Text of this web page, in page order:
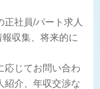
社員/パート求人
収集、将来的に
応じてお問い合わ
紹介、年収交渉な